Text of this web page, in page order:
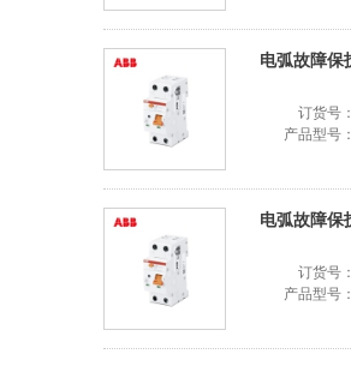
电弧故障保
订货号
产品型号
电弧故障保
订货号
产品型号